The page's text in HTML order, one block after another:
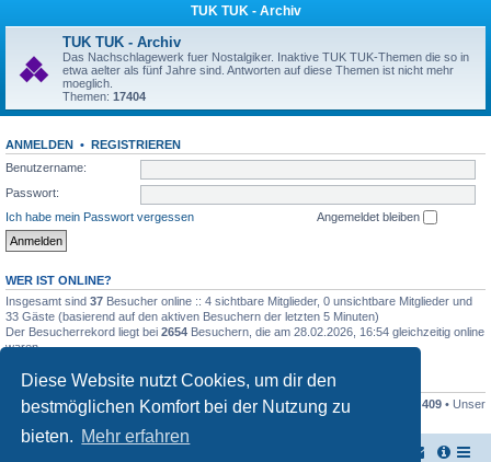
Diese Website nutzt Cookies, um dir den
bestmöglichen Komfort bei der Nutzung zu
bieten. Mehr erfahren
TUK TUK - Archiv
TUK TUK - Archiv
Das Nachschlagewerk fuer Nostalgiker. Inaktive TUK TUK-Themen die so in
etwa aelter als fünf Jahre sind. Antworten auf diese Themen ist nicht mehr
moeglich.
Themen: 17404
ANMELDEN • REGISTRIEREN
Benutzername:
Passwort:
Ich habe mein Passwort vergessen
Angemeldet bleiben
WER IST ONLINE?
Insgesamt sind 37 Besucher online :: 4 sichtbare Mitglieder, 0 unsichtbare Mitglieder und
33 Gäste (basierend auf den aktiven Besuchern der letzten 5 Minuten)
Der Besucherrekord liegt bei 2654 Besuchern, die am 28.02.2026, 16:54 gleichzeitig online
waren.
STATISTIK
Beiträge insgesamt161446• Themen insgesamt17949• Mitglieder insgesamt 409 • Unser
neuestes Mitglied: